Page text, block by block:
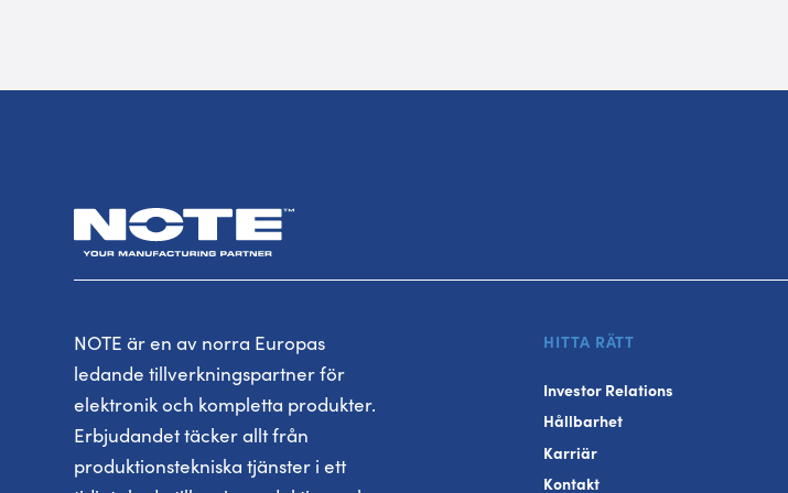
NOTE är en av norra Europas
ledande tillverkningspartner för
elektronik och kompletta produkter.
Erbjudandet täcker allt från
produktionstekniska tjänster i ett
HITTA RÄTT
Investor Relations
Hållbarhet
Karriär
Kontakt